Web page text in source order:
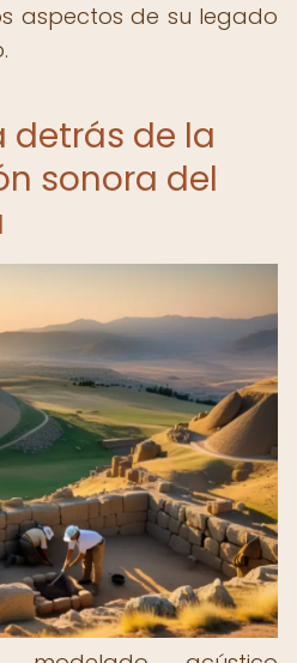
aspectos de su legado
detrás de la
sonora del